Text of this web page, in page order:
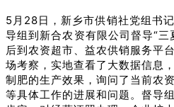
5月28日，新乡市供销社党组书
导组到新合农资有限公司督导“
后到农资超市、益农供销服务平
场考察，实地查看了大数据信息
制肥的生产效果，询问了当前农
等具体工作的进展和问题。督导